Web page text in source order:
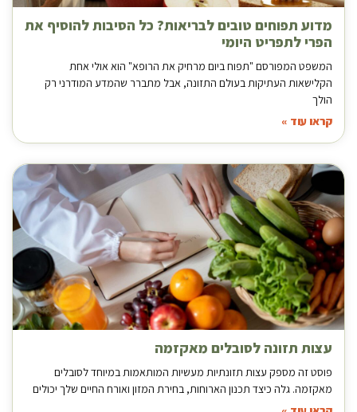
מדוע תפוחים טובים לבריאות? כל הסיבות להוסיף את
הפרי לתפריט היומי
המשפט המפורסם "תפוח ביום מרחיק את הרופא" הוא אולי אחת
הקלישאות העתיקות בעולם התזונה, אבל מתברר שהמדע המודרני רק
הולך
קראו עוד »
עצות תזונה לסובלים מאקזמה
פוסט זה מספק עצות תזונתיות מעשיות המותאמות במיוחד לסובלים
מאקזמה. גלה כיצד תכנון הארוחות, בחירת המזון ואורח החיים שלך יכולים